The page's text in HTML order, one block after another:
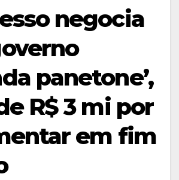
negocia
panetone’,
R$ 3 mi por
em fim